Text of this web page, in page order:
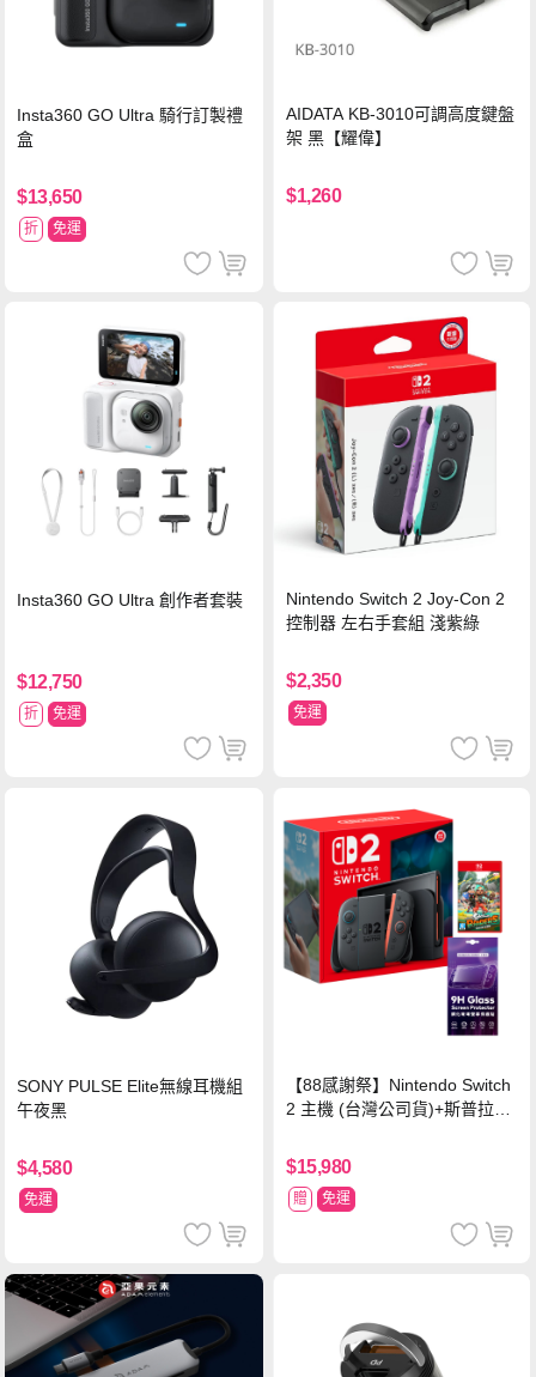
Insta360 GO Ultra 騎行訂製禮
盒
$13,650
折 免運
AIDATA KB-3010可調高度鍵盤
架 黑【耀偉】
$1,260
Insta360 GO Ultra 創作者套裝
$12,750
折 免運
Nintendo Switch 2 Joy-Con 2
控制器 左右手套組 淺紫綠
$2,350
免運
SONY PULSE Elite無線耳機組
午夜黑
$4,580
免運
【88感謝祭】Nintendo Switch
2 主機 (台灣公司貨)+斯普拉遁
$15,980
贈 免運